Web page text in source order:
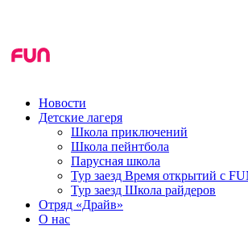
Новости
Детские лагеря
Школа приключений
Школа пейнтбола
Парусная школа
Тур заезд Время открытий с
Тур заезд Школа райдеров
Отряд «Драйв»
О нас